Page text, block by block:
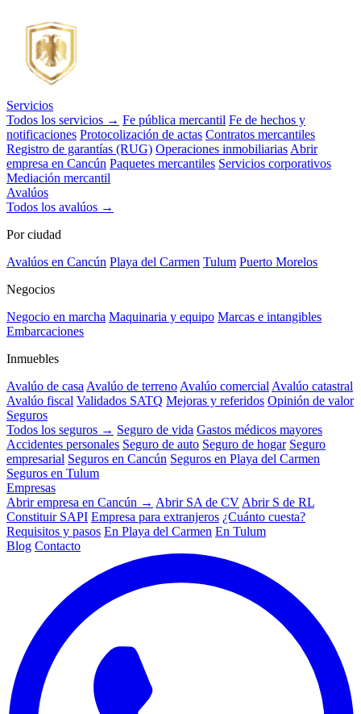
Servicios
Todos los servicios → Fe pública mercantil Fe de hechos y
notificaciones Protocolización de actas Contratos mercantiles
Registro de garantías (RUG) Operaciones inmobiliarias Abrir
empresa en Cancún Paquetes mercantiles Servicios corporativos
Mediación mercantil
Avalúos
Todos los avalúos →
Por ciudad
Avalúos en Cancún Playa del Carmen Tulum Puerto Morelos
Negocios
Negocio en marcha Maquinaria y equipo Marcas e intangibles
Embarcaciones
Inmuebles
Avalúo de casa Avalúo de terreno Avalúo comercial Avalúo catastral
Avalúo fiscal Validados SATQ Mejoras y referidos Opinión de valor
Seguros
Todos los seguros → Seguro de vida Gastos médicos mayores
Accidentes personales Seguro de auto Seguro de hogar Seguro
empresarial Seguros en Cancún Seguros en Playa del Carmen
Seguros en Tulum
Empresas
Abrir empresa en Cancún → Abrir SA de CV Abrir S de RL
Constituir SAPI Empresa para extranjeros ¿Cuánto cuesta?
Requisitos y pasos En Playa del Carmen En Tulum
Blog Contacto